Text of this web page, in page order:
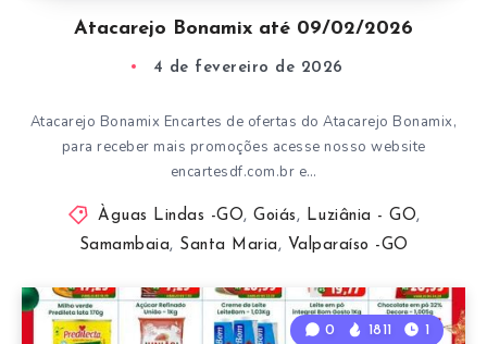
Atacarejo Bonamix até 09/02/2026
4 de fevereiro de 2026
Atacarejo Bonamix Encartes de ofertas do Atacarejo Bonamix,
para receber mais promoções acesse nosso website
encartesdf.com.br e…
Àguas Lindas -GO, Goiás , Luziânia - GO,
Samambaia, Santa Maria , Valparaíso -GO
0 1811 1